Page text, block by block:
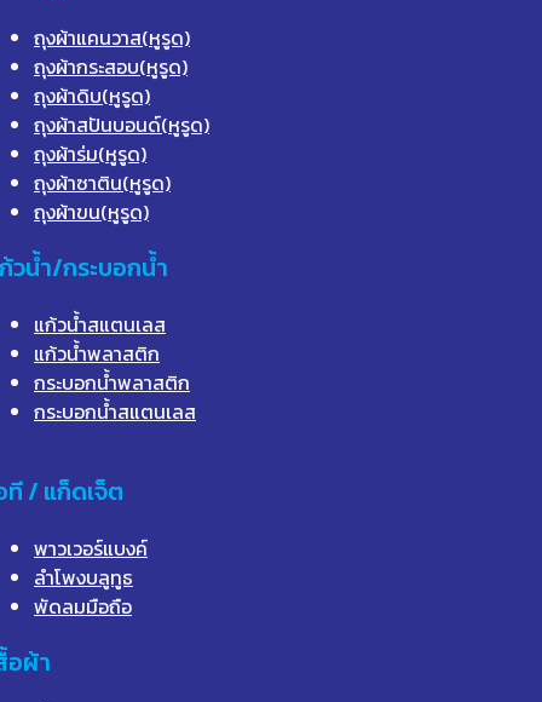
ถุงผ้าแคนวาส(หูรูด)
ถุงผ้ากระสอบ(หูรูด)
ถุงผ้าดิบ(หูรูด)
ถุงผ้าสปันบอนด์(หูรูด)
ถุงผ้าร่ม(หูรูด)
ถุงผ้าซาติน(หูรูด)
ถุงผ้าขน(หูรูด)
วน้ำ/กระบอกน้ำ
แก้วน้ำสแตนเลส
แก้วน้ำพลาสติก
กระบอกน้ำพลาสติก
กระบอกน้ำสแตนเลส
ที / แก็ดเจ็ต
พาวเวอร์แบงค์
ลำโพงบลูทูธ
พัดลมมือถือ
อผ้า